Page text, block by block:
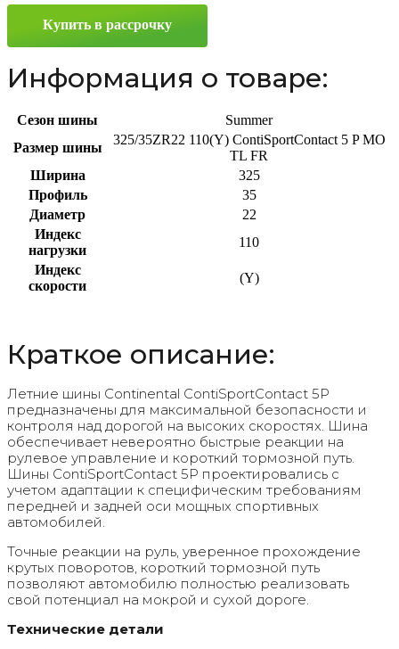
325/35
110(Y)
Купить в рассрочку
Информация о товаре:
Сезон шины
Summer
Размер шины
325/35ZR22 110(Y) ContiSportContact 5 P MO
TL FR
Ширина
325
Профиль
35
Диаметр
22
Индекс
нагрузки
110
Индекс
скорости
(Y)
Краткое описание:
Летние шины Continental ContiSportContact 5P
предназначены для максимальной безопасности и
контроля над дорогой на высоких скоростях. Шина
обеспечивает невероятно быстрые реакции на
рулевое управление и короткий тормозной путь.
Шины ContiSportContact 5P проектировались с
учетом адаптации к специфическим требованиям
передней и задней оси мощных спортивных
автомобилей.
Точные реакции на руль, уверенное прохождение
крутых поворотов, короткий тормозной путь
позволяют автомобилю полностью реализовать
свой потенциал на мокрой и сухой дороге.
Технические детали